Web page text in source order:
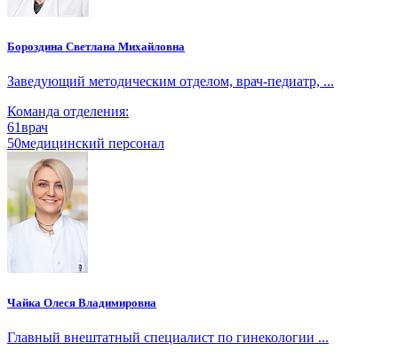
Бороздина Светлана Михайловна
Заведующий методическим отделом, врач-педиатр, ...
Команда отделения:
61врач
50медицинский персонал
Чайка Олеся Владимировна
Главный внештатный специалист по гинекологии ...